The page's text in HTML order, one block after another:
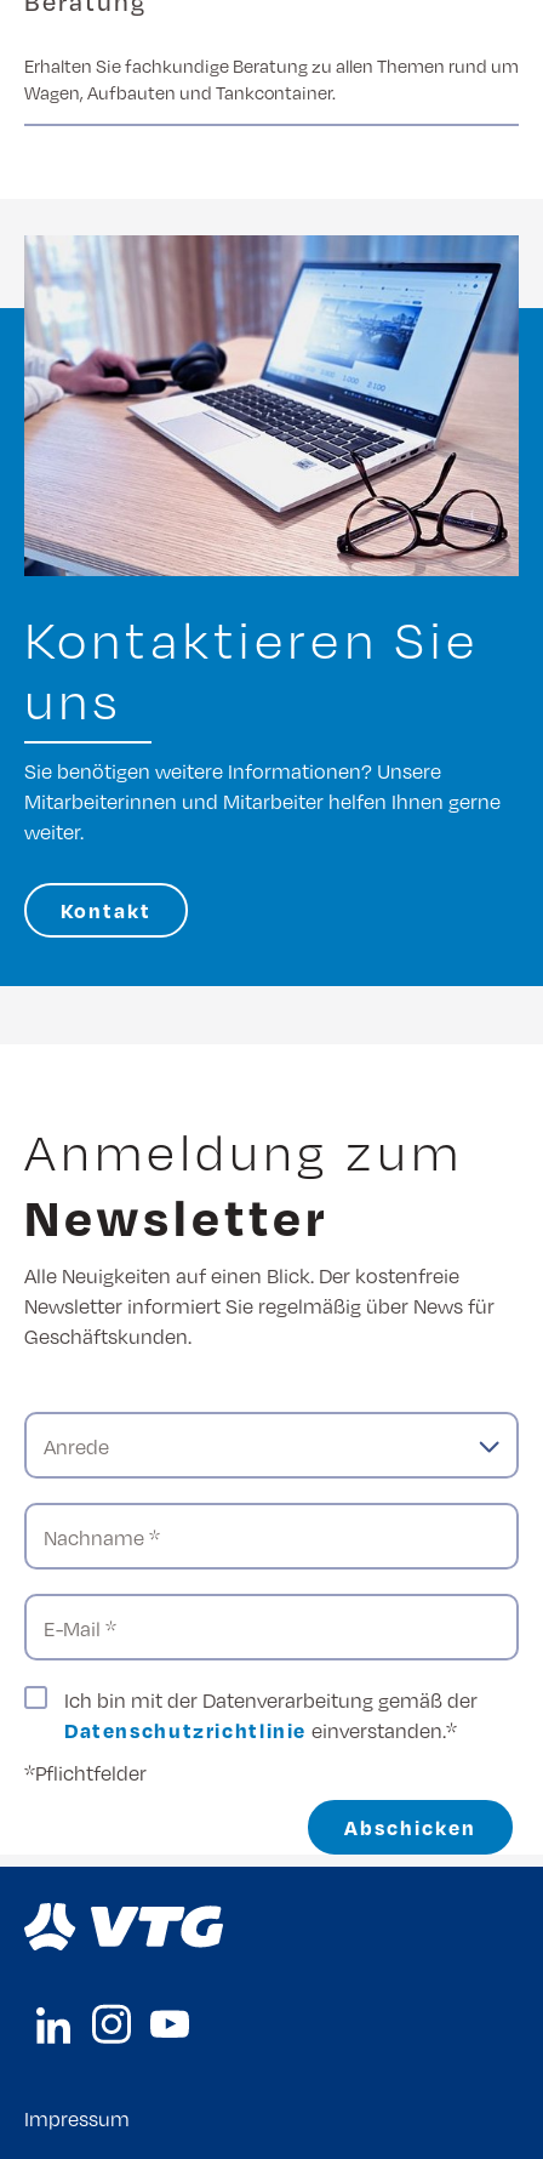
Erhalten Sie fachkundige Beratung zu allen Themen rund um
Wagen, Aufbauten und Tankcontainer.
Kontaktieren Sie
uns
Sie benötigen weitere Informationen? Unsere
Mitarbeiterinnen und Mitarbeiter helfen Ihnen gerne
weiter.
Kontakt
Anmeldung zum
Newsletter
Alle Neuigkeiten auf einen Blick. Der kostenfreie
Newsletter informiert Sie regelmäßig über News für
Geschäftskunden.
Anrede
Nachname *
E-Mail *
Ich bin mit der Datenverarbeitung gemäß der
Datenschutzrichtlinie einverstanden.*
*Pflichtfelder
Abschicken
Impressum